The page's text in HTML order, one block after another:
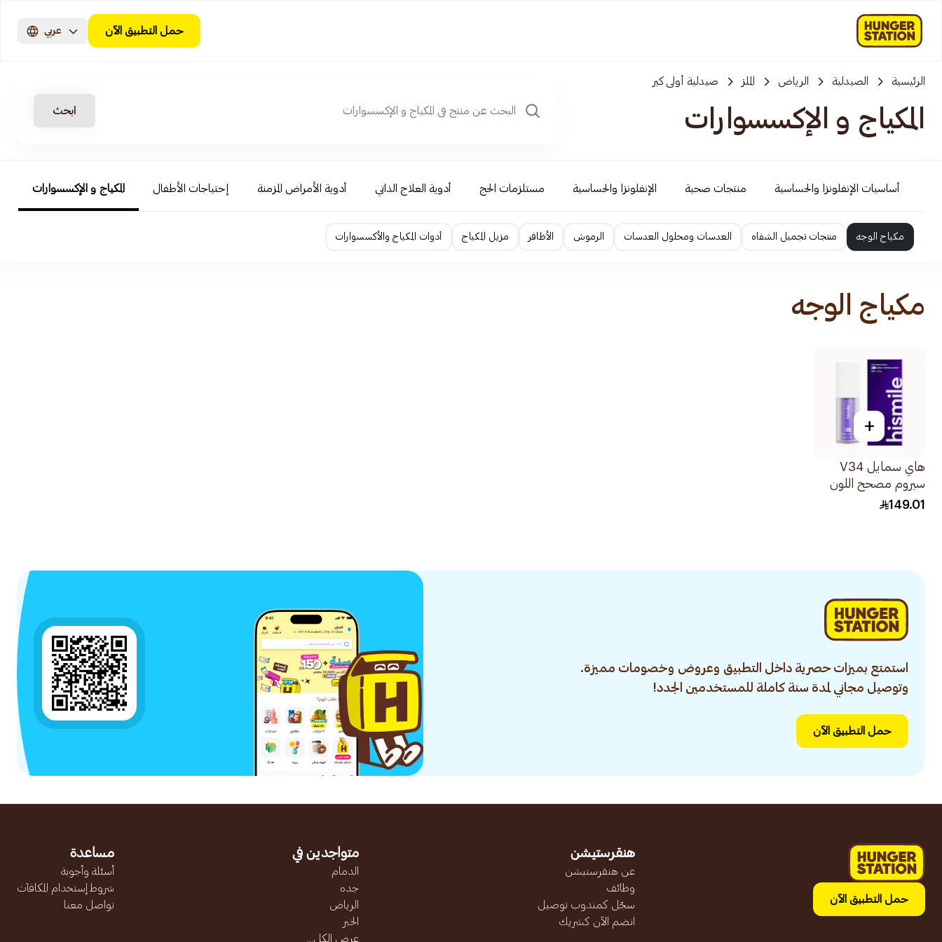
حمل التطبيق الآن عربي
الرئيسية الصيدلية الرياض الملز صيدلية أولى كير
المكياج و الإكسسوارات ابحث
أساسيات الإنفلونزا والحساسية منتجات صحية الإنفلونزا والحساسية مستلزمات الحج أدوية العلاج الذاتي أدوية الأمراض المزمنة إحتياجات الأطفال المكياج و الإكسسوارات
مكياج الوجه منتجات تجميل الشفاه العدسات ومحلول العدسات الرموش الأظافر مزيل المكياج أدوات المكياج والأكسسوارات
مكياج الوجه
+
هاي سمايل V34
سيروم مصحح اللون
30مل
149.01
استمتع بميزات حصرية داخل التطبيق وعروض وخصومات مميزة.
وتوصيل مجاني لمدة سنة كاملة للمستخدمين الجدد!
حمل التطبيق الآن
حمل التطبيق الآن
هنقرستيشن
عن هنقرستيشن
وظائف
سجّل كمندوب توصيل
انضم الآن كشريك
متواجدين في
الدمام
جده
الرياض
الخبر
عرض الكل...
مساعدة
أسئلة وأجوبة
شروط إستخدام المكافآت
تواصل معنا